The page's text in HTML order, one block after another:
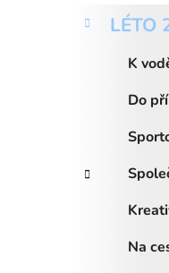
P
n
Přeskočit
kategorie
K
a
e
LÉTO
K
Do
Na